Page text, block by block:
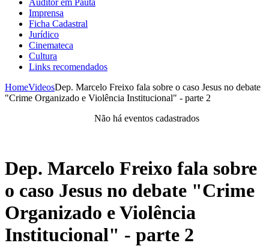
Auditor em Pauta
Imprensa
Ficha Cadastral
Jurídico
Cinemateca
Cultura
Links recomendados
HomeVideosDep. Marcelo Freixo fala sobre o caso Jesus no debate
"Crime Organizado e Violência Institucional" - parte 2
Não há eventos cadastrados
Dep. Marcelo Freixo fala sobre
o caso Jesus no debate "Crime
Organizado e Violência
Institucional" - parte 2